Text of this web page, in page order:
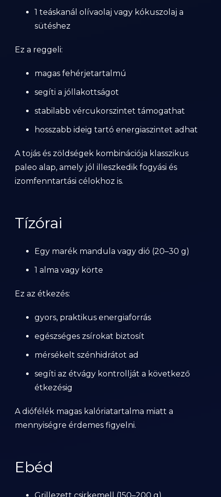
1 teáskanál olívaolaj vagy kókuszolaj a
sütéshez
Ez a reggeli:
magas fehérjetartalmú
segíti a jóllakottságot
stabilabb vércukorszintet támogathat
hosszabb ideig tartó energiaszintet adhat
A tojás és zöldségek kombinációja klasszikus
paleo alap, amely jól illeszkedik fogyási és
izomfenntartási célokhoz is.
Tízórai
Egy marék mandula vagy dió (20–30 g)
1 alma vagy körte
Ez az étkezés:
gyors, praktikus energiaforrás
egészséges zsírokat biztosít
mérsékelt szénhidrátot ad
segíti az étvágy kontrollját a következő
étkezésig
A diófélék magas kalóriatartalma miatt a
mennyiségre érdemes figyelni.
Ebéd